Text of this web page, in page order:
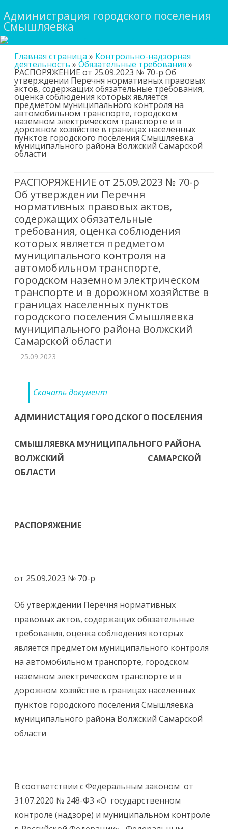
Администрация городского поселения
Смышляевка
to
content
Главная страница » Контрольно-надзорная
деятельность » Обязательные требования »
РАСПОРЯЖЕНИЕ от 25.09.2023 № 70-р Об
утверждении Перечня нормативных правовых
актов, содержащих обязательные требования,
оценка соблюдения которых является
предметом муниципального контроля на
автомобильном транспорте, городском
наземном электрическом транспорте и в
дорожном хозяйстве в границах населенных
пунктов городского поселения Смышляевка
муниципального района Волжский Самарской
области
РАСПОРЯЖЕНИЕ от 25.09.2023 № 70-р
Об утверждении Перечня
нормативных правовых актов,
содержащих обязательные
требования, оценка соблюдения
которых является предметом
муниципального контроля на
автомобильном транспорте,
городском наземном электрическом
транспорте и в дорожном хозяйстве в
границах населенных пунктов
городского поселения Смышляевка
муниципального района Волжский
Самарской области
25.09.2023
Скачать документ
АДМИНИСТАЦИЯ ГОРОДСКОГО ПОСЕЛЕНИЯ
СМЫШЛЯЕВКА МУНИЦИПАЛЬНОГО РАЙОНА
ВОЛЖСКИЙ САМАРСКОЙ
ОБЛАСТИ
РАСПОРЯЖЕНИЕ
от 25.09.2023 № 70-р
Об утверждении Перечня нормативных
правовых актов, содержащих обязательные
требования, оценка соблюдения которых
является предметом муниципального контроля
на автомобильном транспорте, городском
наземном электрическом транспорте и в
дорожном хозяйстве в границах населенных
пунктов городского поселения Смышляевка
муниципального района Волжский Самарской
области
В соответствии с Федеральным законом от
31.07.2020 № 248-ФЗ «О государственном
контроле (надзоре) и муниципальном контроле